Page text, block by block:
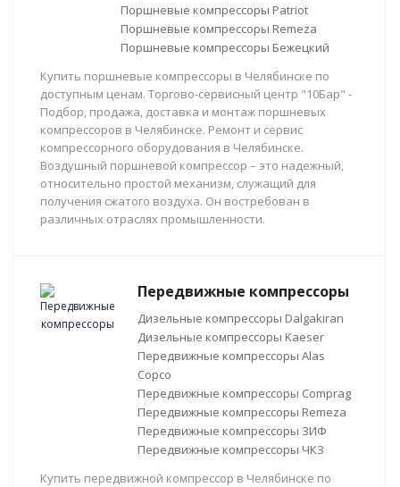
Поршневые компрессоры Patriot
Поршневые компрессоры Remeza
Поршневые компрессоры Бежецкий
Купить поршневые компрессоры в Челябинске по
доступным ценам. Торгово-сервисный центр "10Бар" -
Подбор, продажа, доставка и монтаж поршневых
компрессоров в Челябинске. Ремонт и сервис
компрессорного оборудования в Челябинске.
Воздушный поршневой компрессор – это надежный,
относительно простой механизм, служащий для
получения сжатого воздуха. Он востребован в
различных отраслях промышленности.
Передвижные компрессоры
Дизельные компрессоры Dalgakiran
Дизельные компрессоры Kaeser
Передвижные компрессоры Alas
Copco
Передвижные компрессоры Comprag
Передвижные компрессоры Remeza
Передвижные компрессоры ЗИФ
Передвижные компрессоры ЧКЗ
Купить передвижной компрессор в Челябинске по